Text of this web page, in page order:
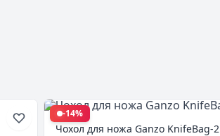
-14%
Чохол для ножа Ganzo KnifeBag-2